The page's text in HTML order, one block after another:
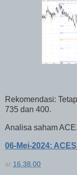
Rekomendasi:
735 dan 400.
Analisa saham
06-Mei-2024:
at 16.38.00